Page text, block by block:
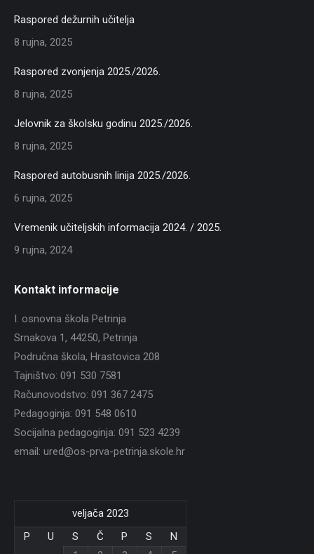
Raspored dežurnih učitelja
8 rujna, 2025
Raspored zvonjenja 2025./2026.
8 rujna, 2025
Jelovnik za školsku godinu 2025./2026.
8 rujna, 2025
Raspored autobusnih linija 2025./2026.
6 rujna, 2025
Vremenik učiteljskih informacija 2024. / 2025.
9 rujna, 2024
Kontakt informacije
I. osnovna škola Petrinja
Srnakova 1, 44250, Petrinja
Područna škola, Hrastovica 208
Tajništvo: 091 530 7581
Računovodstvo: 091 367 2475
Pedagoginja: 091 548 0610
Socijalna pedagoginja: 091 523 4239
email: ured@os-prva-petrinja.skole.hr
veljača 2023
P
U S Č P S
N